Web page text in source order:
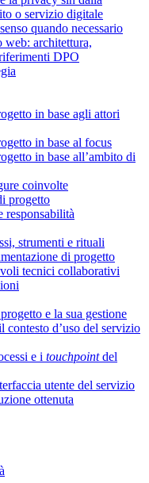
o servizio digitale
quando necessario
web: architettura,
DPO
in base agli attori
in base al focus
in base all’ambito di
coinvolte
progetto
strumenti e rituali
di progetto
tecnici collaborativi
e la sua gestione
contesto d’uso del servizio
e i touchpointdel
utente del servizio
ottenuta